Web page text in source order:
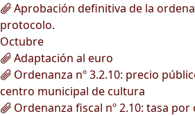
Aprobación definitiva de la
protocolo.
Octubre
Adaptación al euro
Ordenanza nº 3.2.10: precio
centro municipal de cultura
Ordenanza fiscal nº 2.10: tasa